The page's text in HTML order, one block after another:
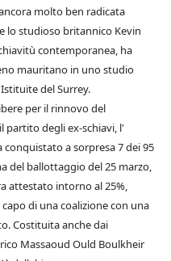
molto ben radicata
lo studioso britannico Kevin
contemporanea, ha
mauritano in uno studio
del Surrey.
per il rinnovo del
partito degli ex-schiavi, l'
a sorpresa 7 dei 95
del ballottaggio del 25 marzo,
attestato intorno al 25%,
di una coalizione con una
Costituita anche dai
Massaoud Ould Boulkheir